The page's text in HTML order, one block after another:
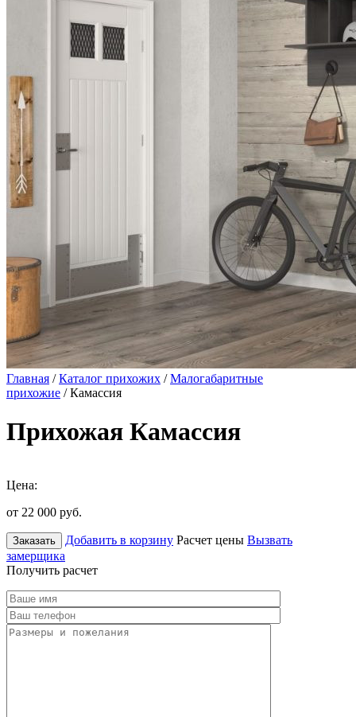
Главная /Каталог прихожих /Малогабаритные
прихожие / Камассия
Прихожая Камассия
Цена:
от 22 000 руб.
Заказать Добавить в корзину Расчет цены Вызвать
замерщика
Получить расчет